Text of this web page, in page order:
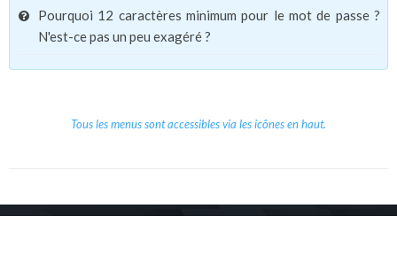
Pourquoi 12 caractères minimum pour le mot de passe ?
N'est-ce pas un peu exagéré ?
Tous les menus sont accessibles via les icônes en haut.